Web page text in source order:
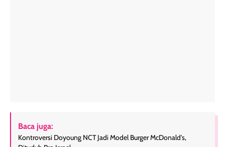
Baca juga:
Kontroversi Doyoung NCT Jadi Model Burger McDonald's,